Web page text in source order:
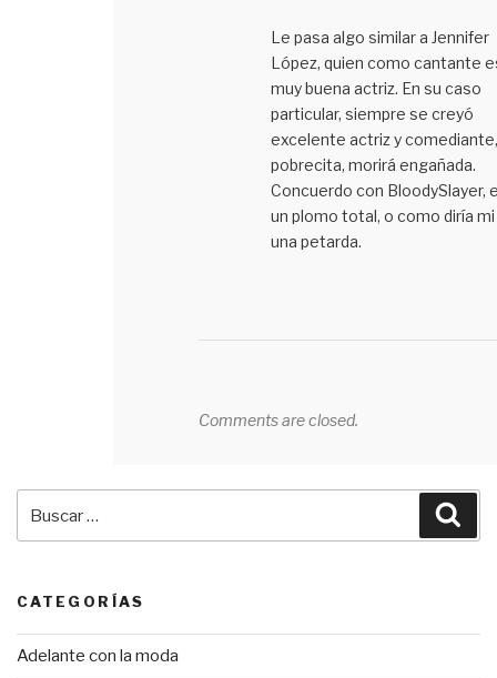
Le pasa algo similar a Jennifer
López, quien como cantante
muy buena actriz. En su caso
particular, siempre se creyó
excelente actriz y
pobrecita, morirá engañada.
Concuerdo con BloodySlayer,
un plomo total, o como diría mi
una petarda.
Comments are closed.
CATEGORÍAS
Adelante con la moda